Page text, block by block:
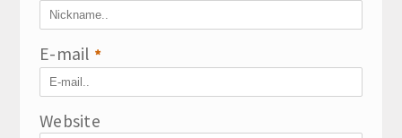
E-mail *
Website